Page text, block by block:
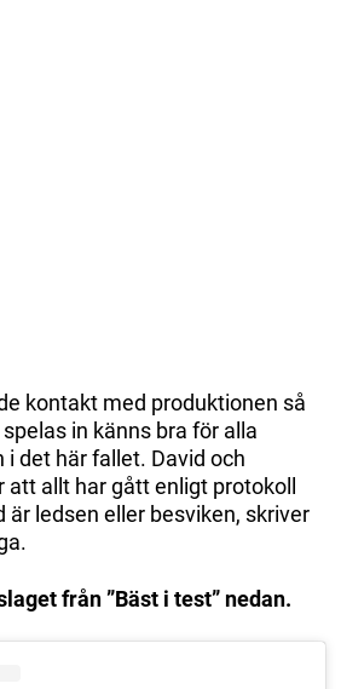
kontakt med produktionen så
in känns bra för alla
i det här fallet. David och
allt har gått enligt protokoll
är ledsen eller besviken, skriver
från ”Bäst i test” nedan.